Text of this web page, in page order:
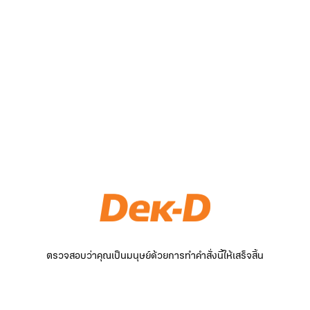
ตรวจสอบว่าคุณเป็นมนุษย์ด้วยการทำคำสั่งนี้ให้เสร็จสิ้น